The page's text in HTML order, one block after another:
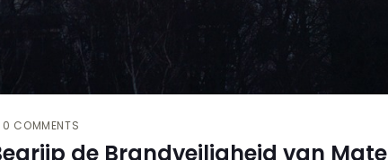
0 COMMENTS
de Brandveiligheid van